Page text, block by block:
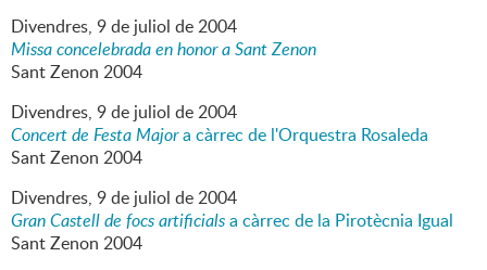
Divendres, 9de juliol de2004
Missa concelebrada en honor a Sant Zenon
Sant Zenon 2004
Divendres, 9de juliol de2004
Concert de Festa Majora càrrec de l'Orquestra Rosaleda
Sant Zenon 2004
Divendres, 9de juliol de2004
Gran Castell de focs artificialsa càrrec de la Pirotècnia Igual
Sant Zenon 2004